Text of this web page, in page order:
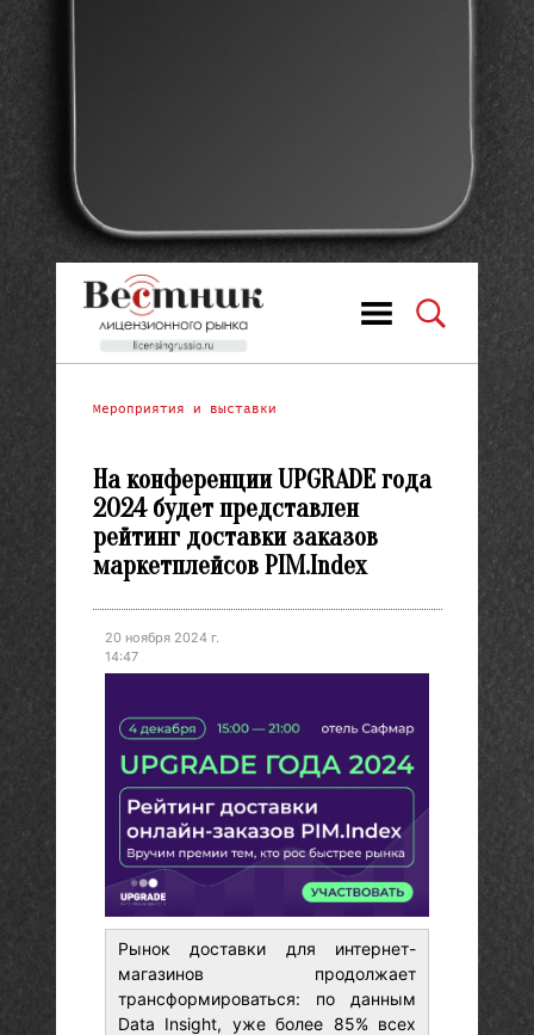
Мероприятия и выставки
На конференции UPGRADE года
2024 будет представлен
рейтинг доставки заказов
маркетплейсов PIM.Index
20 ноября 2024 г.
14:47
Рынок доставки для интернет-
магазинов продолжает
трансформироваться: по данным
Data Insight, уже более 85% всех